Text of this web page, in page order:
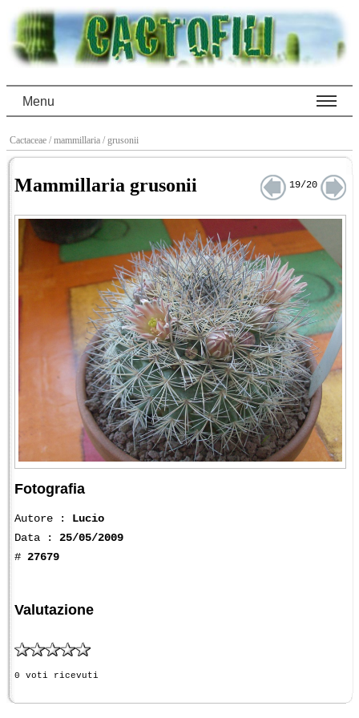
Menu
Cactaceae / mammillaria / grusonii
Mammillaria grusonii 19/20
Fotografia
Autore : Lucio
Data : 25/05/2009
# 27679
Valutazione
0 voti ricevuti